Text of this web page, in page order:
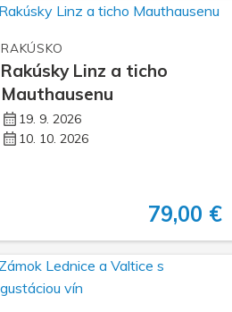
RAKÚSKO
Rakúsky Linz a ticho
Mauthausenu
19. 9. 2026
10. 10. 2026
79,00 €